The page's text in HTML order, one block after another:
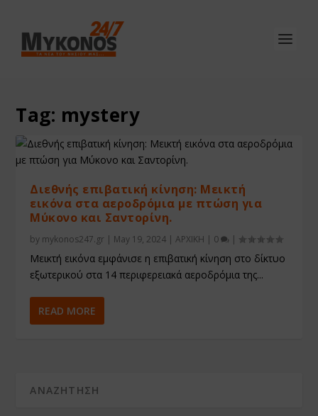
Tag: mystery
Διεθνής επιβατική κίνηση: Μεικτή
εικόνα στα αεροδρόμια με πτώση για
Μύκονο και Σαντορίνη.
by mykonos247.gr | May 19, 2024 |ΑΡΧΙΚΗ | 0 |
Μεικτή εικόνα εμφάνισε η επιβατική κίνηση στο δίκτυο
εξωτερικού στα 14 περιφερειακά αεροδρόμια της...
READ MORE